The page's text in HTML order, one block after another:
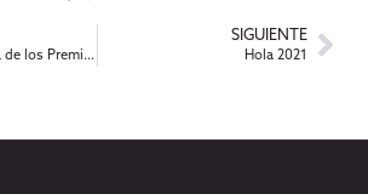
QKStudio finalista de los Premios Sadosky 2020
SIGUIENTE
Hola 2021